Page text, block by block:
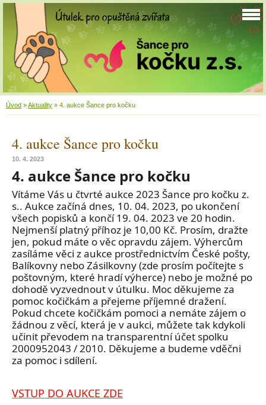
Úvod »Aktuality » 4. aukce Šance pro kočku
4. aukce Šance pro kočku
10. 4. 2023
4. aukce Šance pro kočku
Vítáme Vás u čtvrté aukce 2023 Šance pro kočku z.
s.. Aukce začíná dnes, 10. 04. 2023, po ukončení
všech popisků a končí 19. 04. 2023 ve 20 hodin.
Nejmenší platný příhoz je 10,00 Kč. Prosím, dražte
jen, pokud máte o věc opravdu zájem. Výhercům
zasíláme věci z aukce prostřednictvím České pošty,
Balíkovny nebo Zásilkovny (zde prosím počítejte s
poštovným, které hradí výherce) nebo je možné po
dohodě vyzvednout v útulku. Moc děkujeme za
pomoc kočičkám a přejeme příjemné dražení.
Pokud chcete kočičkám pomoci a nemáte zájem o
žádnou z věcí, která je v aukci, můžete tak kdykoli
učinit převodem na transparentní účet spolku
2000952043 / 2010. Děkujeme a budeme vděčni
za pomoc i sdílení.
VSTUP DO AUKCE ZDE